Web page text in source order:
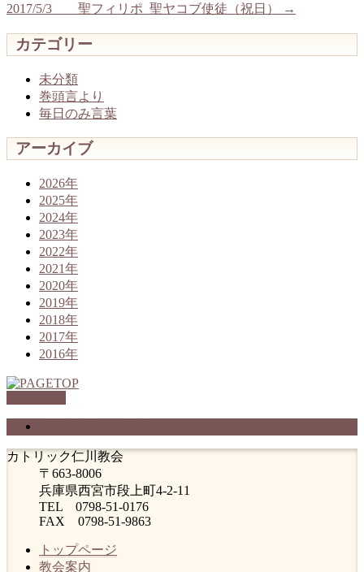
2017/5/3 聖フィリポ 聖ヤコブ使徒（祝日）
→
カテゴリー
未分類
巻頭言より
毎日のみ言葉
アーカイブ
2026年
2025年
2024年
2023年
2022年
2021年
2020年
2019年
2018年
2017年
2016年
カトリック仁川教会
〒663-8006
兵庫県西宮市段上町4-2-11
TEL 0798-51-0176
FAX 0798-51-9863
トップページ
教会案内